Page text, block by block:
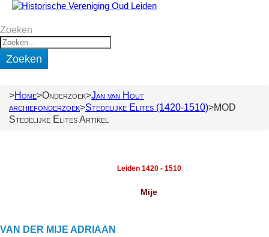
Zoeken
Zoeken
Home Onderzoek Jan van Hout
archiefonderzoek Stedelijke Elites (1420-1510)
MOD
Stedelijke Elites Artikel
Leiden 1420 - 1510
Mije
VAN DER MIJE ADRIAAN